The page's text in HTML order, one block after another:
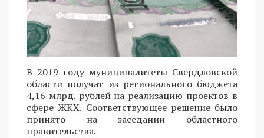
В 2019 году муниципалитеты Свердловской
области получат из регионального бюджета
4,16 млрд. рублей на реализацию проектов в
сфере ЖКХ. Соответствующее решение было
принято на заседании областного
правительства.